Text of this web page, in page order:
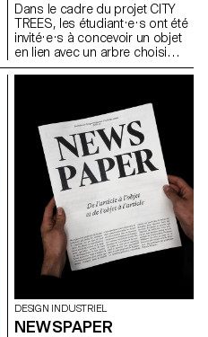
Dans le cadre du projet CITY
TREES, les étudiant·e·s ont été
invité·e·s à concevoir un objet
en lien avec un arbre choisi
dans l’espace urbain
dendrologie, ils ont observé un
arbre existant et imaginé une
intervention discrète,
respectueuse et réversible. Le
projet devait mettre en valeur
les particularités du végétal tout
en s’intégrant dans son
environnement.
DESIGN INDUSTRIEL
NEWSPAPER